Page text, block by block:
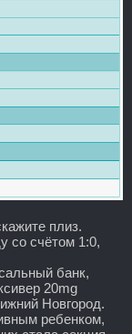
плиз.
со счётом 1:0,
банк,
20mg
Новгород.
ребенком,